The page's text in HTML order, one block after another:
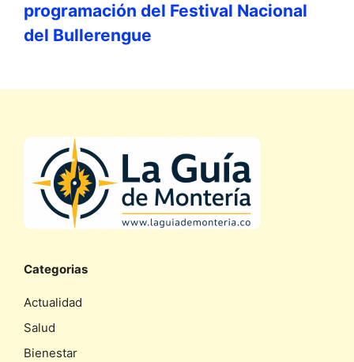
programación del Festival Nacional
del Bullerengue
Categorias
Actualidad
Salud
Bienestar